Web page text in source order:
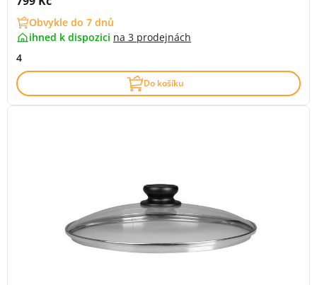
Obvykle do 7 dnů
ihned k dispozici na 3 prodejnách
4
Do košíku